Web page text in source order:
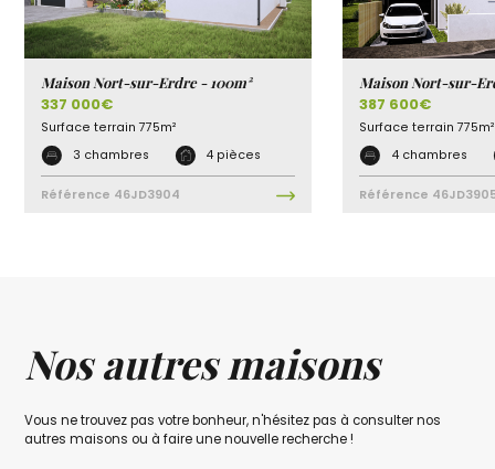
Maison Nort-sur-Erdre - 100m²
337 000€
Surface terrain 775m²
3 chambres
4 pièces
Référence 46JD3904
Maison Nort-sur-
387 600€
Surface terrain 775m²
4 chambres
Référence
Nos autres maisons
Vous ne trouvez pas votre bonheur, n'hésitez pas à consulter nos
autres maisons ou à faire une nouvelle recherche !